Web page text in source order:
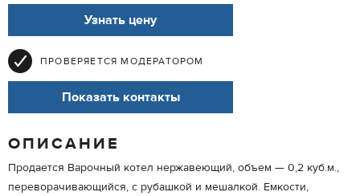
Узнать цену
ПРОВЕРЯЕТСЯ МОДЕРАТОРОМ
Показать контакты
ОПИСАНИЕ
Продается Варочный котел нержавеющий, объем — 0,2 куб.м.,
переворачивающийся, с рубашкой и мешалкой. Емкости,